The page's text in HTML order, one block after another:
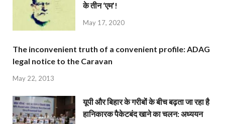
के तीन ‘एम’!
May 17, 2020
The inconvenient truth of a convenient profile: ADAG
legal notice to the Caravan
May 22, 2013
यूपी और बिहार के गरीबों के बीच बढ़ता जा रहा है
हानिकारक पैकेटबंद खाने का चलन: अध्ययन